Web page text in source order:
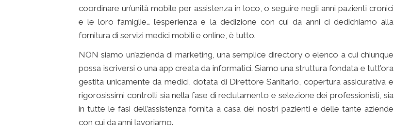
coordinare un’unità mobile per assistenza in loco, o seguire negli anni pazienti cronici
e le loro famiglie… l’esperienza e la dedizione con cui da anni ci dedichiamo alla
fornitura di servizi medici mobili e online, è tutto.
NON siamo un’azienda di marketing, una semplice directory o elenco a cui chiunque
possa iscriversi o una app creata da informatici. Siamo una struttura fondata e tutt’ora
gestita unicamente da medici, dotata di Direttore Sanitario, copertura assicurativa e
rigorosissimi controlli sia nella fase di reclutamento e selezione dei professionisti, sia
in tutte le fasi dell’assistenza fornita a casa dei nostri pazienti e delle tante aziende
con cui da anni lavoriamo.